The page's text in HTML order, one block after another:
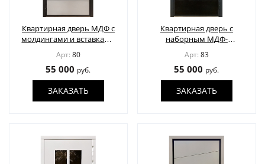
СТАВНИ НА ОКНА (22)
ЖАЛЮЗИЙНЫЕ СТАВНИ
ДВЕРИ ПО ОСОБЕННОСТЯМ
ДВЕРИ С ТЕРМОРАЗРЫВОМ
ФОТО
Квартирная дверь МДФ с
молдингами и вставками
Арт: 80
55 000 руб.
ЗАКАЗАТЬ
Квартирная дверь с
наборным МДФ-
Арт: 83
55 000 руб.
ЗАКАЗАТЬ